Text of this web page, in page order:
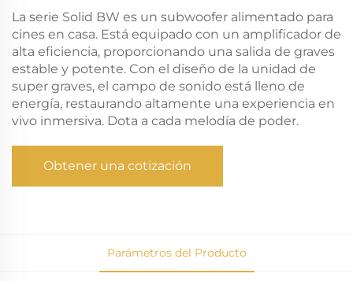
La serie Solid BW es un subwoofer alimentado para
cines en casa. Está equipado con un amplificador de
alta eficiencia, proporcionando una salida de graves
estable y potente. Con el diseño de la unidad de
super graves, el campo de sonido está lleno de
energía, restaurando altamente una experiencia en
vivo inmersiva. Dota a cada melodía de poder.
Obtener una cotización
Parámetros del Producto